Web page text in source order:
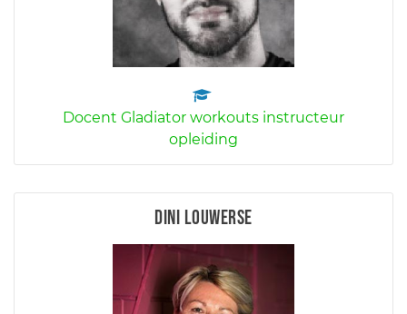
Docent Gladiator workouts instructeur
opleiding
Dini Louwerse